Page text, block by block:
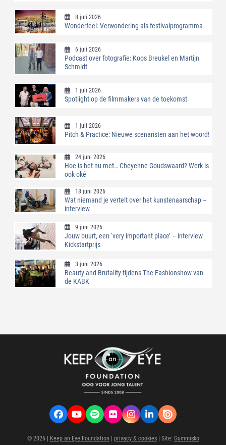
8 juli 2026
Wonderfeel: Verwondering als festivalprogramma
6 juli 2026
Podcast over fotografie: Koos Breukel en Martijn
Schmidt
1 juli 2026
Spotlight op de filmmakers van de toekomst
1 juli 2026
Pitch & Practice: Nieuwe scenaristen aan het woord!
24 juni 2026
Hoe is het nu met… Cheyenne Goudswaard? Werk is
ook oké
18 juni 2026
Wat niemand je vertelt over het kunstenaarschap –
interview
9 juni 2026
Jouw buurt, een ‘very important place’ – interview
Kickstartprijs
3 juni 2026
Beauty and Brutality tijdens The Fashionshow van
de KABK
Facebook
YouTubeSpotifyFlickrInstagram
LinkedIn
VK
© 2026 | Keep an Eye Foundation | privacy & cookies| Site: Gummisko